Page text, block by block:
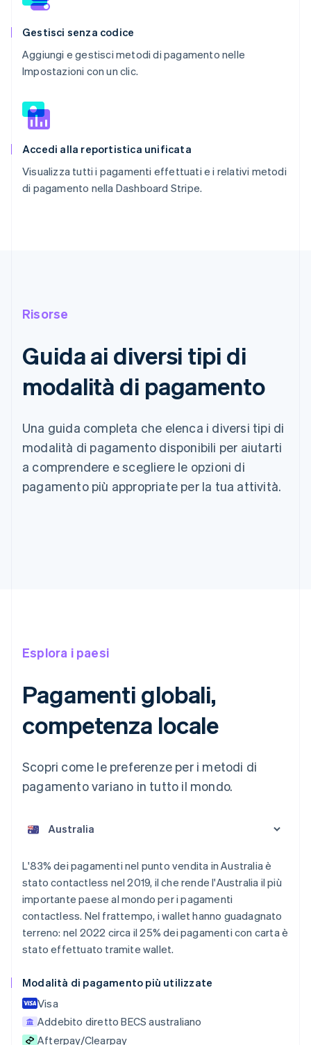
Gestisci senza codice
Aggiungi e gestisci metodi di pagamento nelle
Impostazioni con un clic.
Accedi alla reportistica unificata
Visualizza tutti i pagamenti effettuati e i relativi metodi
di pagamento nella Dashboard Stripe.
Risorse
Guida ai diversi tipi di
modalità di pagamento
Una guida completa che elenca i diversi tipi di
modalità di pagamento disponibili per aiutarti
a comprendere e scegliere le opzioni di
pagamento più appropriate per la tua attività.
Esplora i paesi
Pagamenti globali,
competenza locale
Scopri come le preferenze per i metodi di
pagamento variano in tutto il mondo.
L'83% dei pagamenti nel punto vendita in Australia è
stato contactless nel 2019, il che rende l'Australia il più
importante paese al mondo per i pagamenti
contactless. Nel frattempo, i wallet hanno guadagnato
terreno: nel 2022 circa il 25% dei pagamenti con carta è
stato effettuato tramite wallet.
Modalità di pagamento più utilizzate
Visa
Addebito diretto BECS australiano
Afterpay/Clearpay
Australia
English
Austria
DeutschEnglish
Belgio
English
Brasile
Bulgaria
English
Canada
EnglishFrançais
Cina continentale